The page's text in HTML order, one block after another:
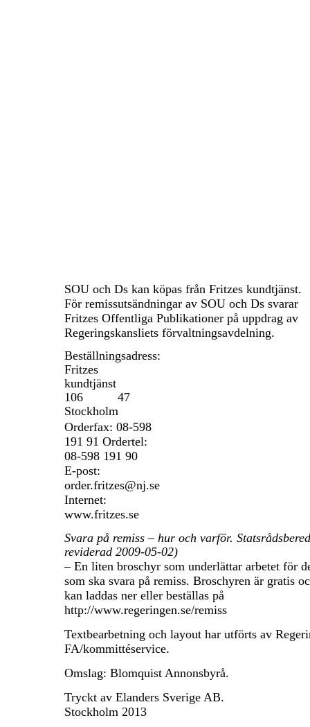
SOU och Ds kan köpas från Fritzes kundtjänst.
För remissutsändningar av SOU och Ds svarar
Fritzes Offentliga Publikationer på uppdrag av
Regeringskansliets förvaltningsavdelning.
Beställningsadress:
Fritzes
kundtjänst
106 47
Stockholm
Orderfax: 08-598
191 91 Ordertel:
08-598 191 90
E-post:
order.fritzes@nj.se
Internet:
www.fritzes.se
Svara på remiss – hur och varför.
reviderad 2009-05-02)
– En liten broschyr som underlättar arbetet för
som ska svara på remiss. Broschyren är gratis
kan laddas ner eller beställas på
http://www.regeringen.se/remiss
Textbearbetning och layout har utförts av
FA/kommittéservice.
Omslag: Blomquist Annonsbyrå.
Tryckt av Elanders Sverige AB.
Stockholm 2013